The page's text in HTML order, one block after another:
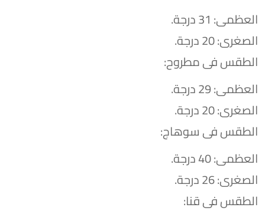
العظمى: 31 درجة.
الصغرى: 20 درجة.
الطقس فى مطروح:
العظمى: 29 درجة.
الصغرى: 20 درجة.
الطقس فى سوهاج:
العظمى: 40 درجة.
الصغرى: 26 درجة.
الطقس فى قنا: